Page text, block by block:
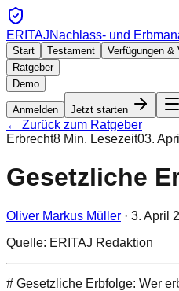
ERITAJNachlass- und
Start Testament Verfügungen &
Ratgeber
Demo
Anmelden Jetzt starten
← Zurück zum Ratgeber
Erbrecht8 Min. Lesezeit03.
Gesetzliche
Oliver Markus Müller · 3. April
Quelle: ERITAJ Redaktion
# Gesetzliche Erbfolge: Wer